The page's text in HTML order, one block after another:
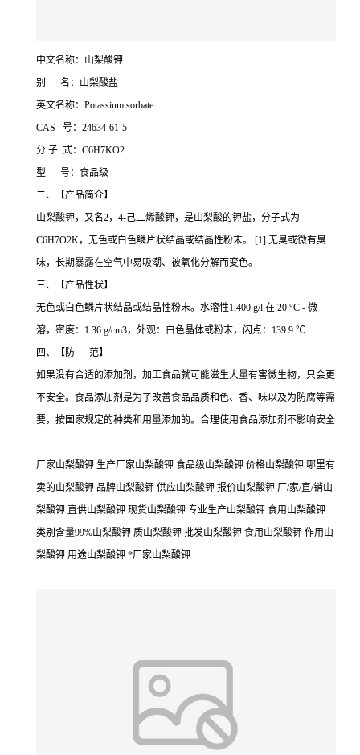
中文名称：山梨酸钾
别 名：山梨酸盐
英文名称：Potassium sorbate
CAS 号：24634-61-5
分 子 式：C6H7KO2
型 号：食品级
二、【产品简介】
山梨酸钾，又名2，4-己二烯酸钾，是山梨酸的钾盐，分子式为
C6H7O2K，无色或白色鳞片状结晶或结晶性粉末。 [1] 无臭或微有臭
味，长期暴露在空气中易吸潮、被氧化分解而变色。
三、【产品性状】
无色或白色鳞片状结晶或结晶性粉末。水溶性1,400 g/l 在 20 °C - 微
溶，密度：1.36 g/cm3，外观：白色晶体或粉末，闪点：139.9 ℃
四、【防 范】
如果没有合适的添加剂，加工食品就可能滋生大量有害微生物，只会更
不安全。食品添加剂是为了改善食品品质和色、香、味以及为防腐等需
要，按国家规定的种类和用量添加的。合理使用食品添加剂不影响安全
厂家山梨酸钾 生产厂家山梨酸钾 食品级山梨酸钾 价格山梨酸钾 哪里有
卖的山梨酸钾 品牌山梨酸钾 供应山梨酸钾 报价山梨酸钾 厂/家/直/销山
梨酸钾 直供山梨酸钾 现货山梨酸钾 专业生产山梨酸钾 食用山梨酸钾
类别含量99%山梨酸钾 质山梨酸钾 批发山梨酸钾 食用山梨酸钾 作用山
梨酸钾 用途山梨酸钾 *厂家山梨酸钾